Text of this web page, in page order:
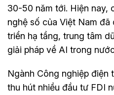
30-50 năm tới. Hiện nay,
nghệ số của Việt Nam
triển hạ tầng, trung tâm
giải pháp về AI trong
Ngành Công nghiệp điện
thu hút nhiều đầu tư FDI